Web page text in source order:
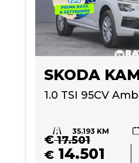
SKODA
1.0 TSI 95CV
35.193 KM
€17.501
€ 14.501